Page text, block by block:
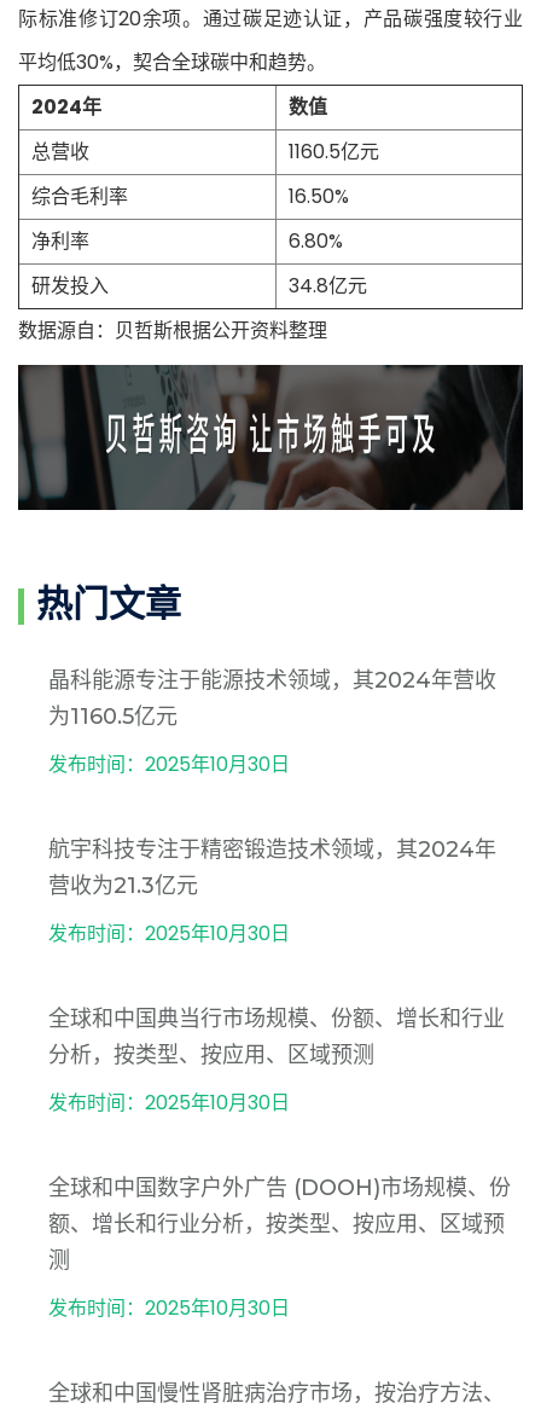
际标准修订20余项。通过碳足迹认证，产品碳强度较行业
平均低30%，契合全球碳中和趋势。
2024年
数值
总营收
1160.5亿元
综合毛利率
16.50%
净利率
6.80%
研发投入
34.8亿元
数据源自：贝哲斯根据公开资料整理
热门文章
晶科能源专注于能源技术领域，其2024年营收
为1160.5亿元
发布时间：2025年10月30日
航宇科技专注于精密锻造技术领域，其2024年
营收为21.3亿元
发布时间：2025年10月30日
全球和中国典当行市场规模、份额、增长和行业
分析，按类型、按应用、区域预测
发布时间：2025年10月30日
全球和中国数字户外广告 (DOOH)市场规模、份
额、增长和行业分析，按类型、按应用、区域预
测
发布时间：2025年10月30日
全球和中国慢性肾脏病治疗市场，按治疗方法、